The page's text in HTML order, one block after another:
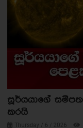
සූර්යයාගේ
කරයි
Thursday / 6 / 2026